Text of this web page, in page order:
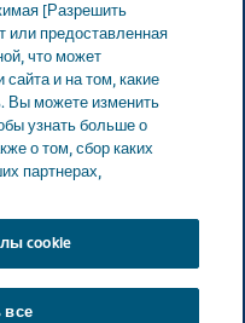
[Разрешить
или предоставленная
что может
сайта и на том, какие
Вы можете изменить
узнать больше о
о том, сбор каких
партнерах,
cookie
все